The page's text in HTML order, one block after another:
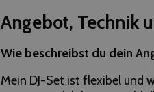
Angebot, Technik
Wie beschreibst du dein
Mein DJ-Set ist flexibel und